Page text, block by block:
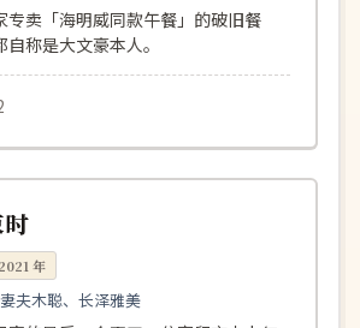
专卖「海明威同款午餐」的破旧餐
称是大文豪本人。
109分钟
2021 年
夫木聪、长泽雅美